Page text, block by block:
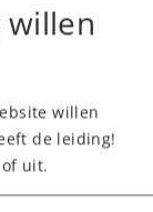
van het
prachtig
willen
willen
de leiding!
uit.